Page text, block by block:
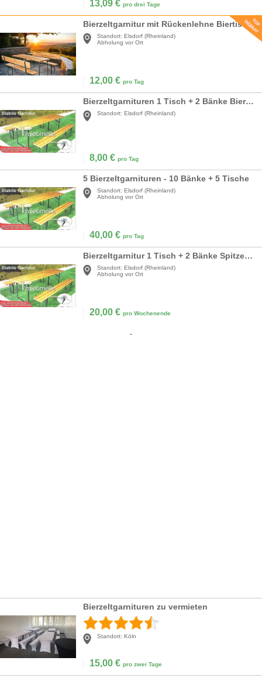
13,09 € pro drei Tage
Bierzeltgarnitur mit Rückenlehne Biertisch Esstisch Klapptisch Campingtisch 2 x Bank Rückenlehne
Standort: Elsdorf (Rheinland)
Abholung vor Ort
12,00 € pro Tag
Bierzeltgarnituren 1 Tisch + 2 Bänke Bierzeltgarni
Standort: Elsdorf (Rheinland)
8,00 € pro Tag
5 Bierzeltgarnituren - 10 Bänke + 5 Tische
Standort: Elsdorf (Rheinland)
Abholung vor Ort
40,00 € pro Tag
Bierzeltgarnitur 1 Tisch + 2 Bänke Spitzenpreis
Standort: Elsdorf (Rheinland)
Abholung vor Ort
20,00 € pro Wochenende
Bierzeltgarnituren zu vermieten
Standort: Köln
15,00 € pro zwei Tage